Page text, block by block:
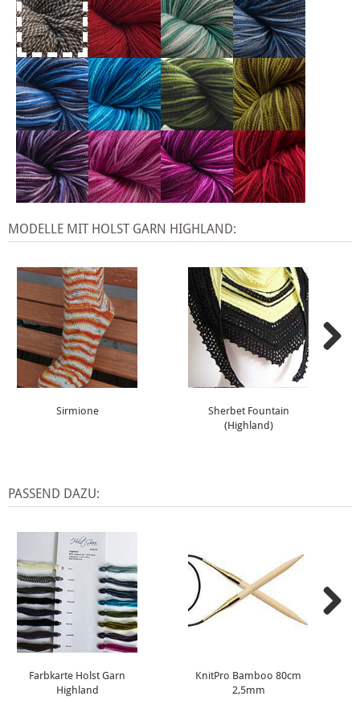
MODELLE MIT HOLST GARN HIGHLAND:
Sirmione
Sherbet Fountain
(Highland)
PASSEND DAZU:
Farbkarte Holst Garn
Highland
KnitPro Bamboo 80cm
2,5mm